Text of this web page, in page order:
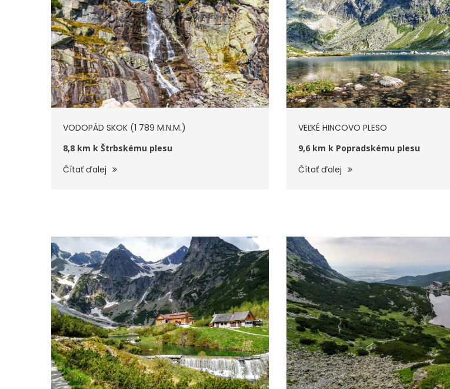
VODOPÁD SKOK (1 789 M.N.M.)
8,8 km k Štrbskému plesu
Čítať ďalej
VEĽKÉ HINCOVO PLESO
9,6 km k Popradskému plesu
Čítať ďalej